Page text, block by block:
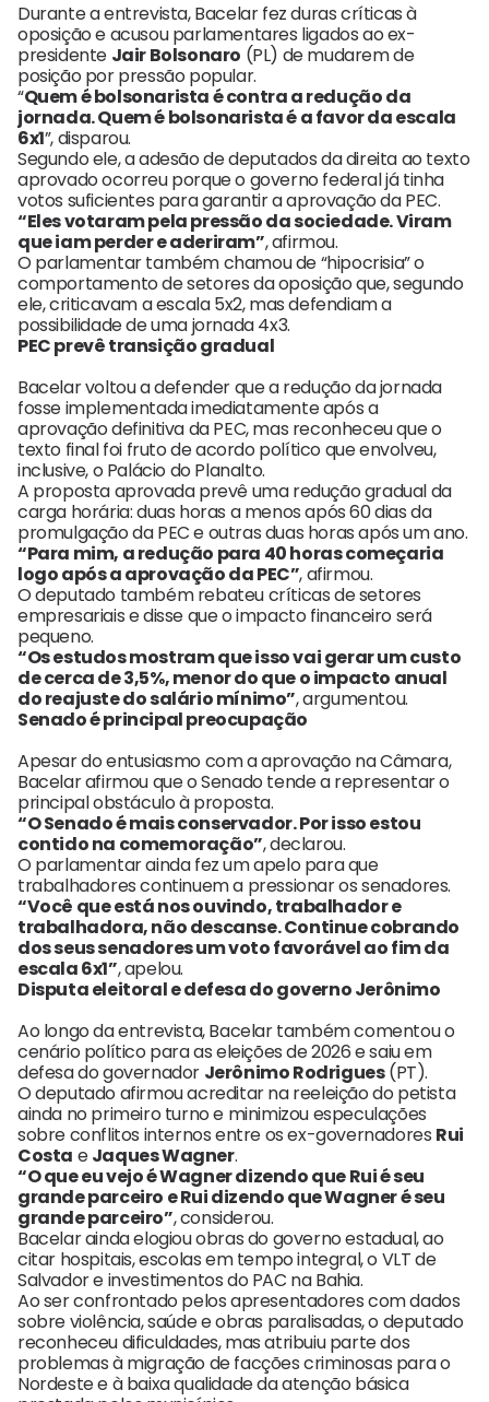
Durante a entrevista, Bacelar fez duras críticas à
oposição e acusou parlamentares ligados ao ex-
presidente Jair Bolsonaro (PL) de mudarem de
posição por pressão popular.
“Quem é bolsonarista é contra a redução da
jornada. Quem é bolsonarista é a favor da escala
6x1”, disparou.
Segundo ele, a adesão de deputados da direita ao texto
aprovado ocorreu porque o governo federal já tinha
votos suficientes para garantir a aprovação da PEC.
“Eles votaram pela pressão da sociedade. Viram
que iam perder e aderiram”, afirmou.
O parlamentar também chamou de “hipocrisia” o
comportamento de setores da oposição que, segundo
ele, criticavam a escala 5x2, mas defendiam a
possibilidade de uma jornada 4x3.
PEC prevê transição gradual
Bacelar voltou a defender que a redução da jornada
fosse implementada imediatamente após a
aprovação definitiva da PEC, mas reconheceu que o
texto final foi fruto de acordo político que envolveu,
inclusive, o Palácio do Planalto.
A proposta aprovada prevê uma redução gradual da
carga horária: duas horas a menos após 60 dias da
promulgação da PEC e outras duas horas após um ano.
“Para mim, a redução para 40 horas começaria
logo após a aprovação da PEC”, afirmou.
O deputado também rebateu críticas de setores
empresariais e disse que o impacto financeiro será
pequeno.
“Os estudos mostram que isso vai gerar um custo
de cerca de 3,5%, menor do que o impacto anual
do reajuste do salário mínimo”, argumentou.
Senado é principal preocupação
Apesar do entusiasmo com a aprovação na Câmara,
Bacelar afirmou que o Senado tende a representar o
principal obstáculo à proposta.
“O Senado é mais conservador. Por isso estou
contido na comemoração”, declarou.
O parlamentar ainda fez um apelo para que
trabalhadores continuem a pressionar os senadores.
“Você que está nos ouvindo, trabalhador e
trabalhadora, não descanse. Continue cobrando
dos seus senadores um voto favorável ao fim da
escala 6x1”, apelou.
Disputa eleitoral e defesa do governo Jerônimo
Ao longo da entrevista, Bacelar também comentou o
cenário político para as eleições de 2026 e saiu em
defesa do governador Jerônimo Rodrigues(PT).
O deputado afirmou acreditar na reeleição do petista
ainda no primeiro turno e minimizou especulações
sobre conflitos internos entre os ex-governadores Rui
Costa eJaques Wagner.
“O que eu vejo é Wagner dizendo que Rui é seu
grande parceiro e Rui dizendo que Wagner é seu
grande parceiro”, considerou.
Bacelar ainda elogiou obras do governo estadual, ao
citar hospitais, escolas em tempo integral, o VLT de
Salvador e investimentos do PAC na Bahia.
Ao ser confrontado pelos apresentadores com dados
sobre violência, saúde e obras paralisadas, o deputado
reconheceu dificuldades, mas atribuiu parte dos
problemas à migração de facções criminosas para o
Nordeste e à baixa qualidade da atenção básica